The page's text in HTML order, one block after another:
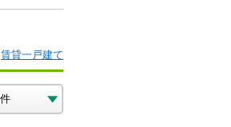
賃貸一戸建て